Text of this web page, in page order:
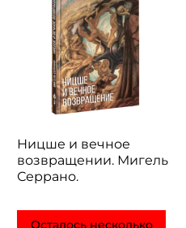
Ницше и вечное
возвращении. Мигель
Серрано.
Осталось несколько